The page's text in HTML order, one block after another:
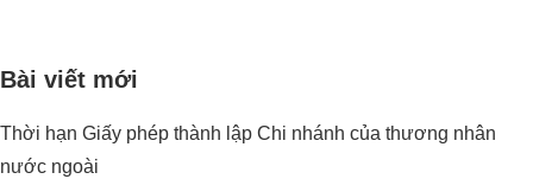
Bài viết mới
Thời hạn Giấy phép thành lập Chi nhánh của thương nhân
nước ngoài